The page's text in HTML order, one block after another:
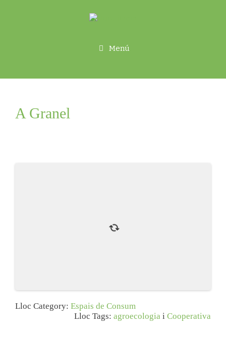
Menú
A Granel
Lloc Category: Espais de Consum
Lloc Tags: agroecologia i Cooperativa